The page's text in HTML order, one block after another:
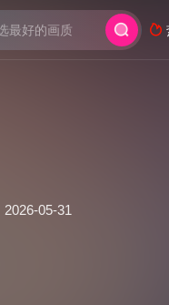

2026-05-31